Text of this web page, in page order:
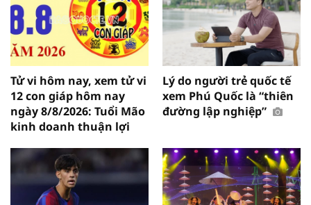
Tử vi hôm nay, xem tử vi
12 con giáp hôm nay
ngày 8/8/2026: Tuổi Mão
kinh doanh thuận lợi
Lý do người trẻ quốc tế
xem Phú Quốc là “thiên
đường lập nghiệp”